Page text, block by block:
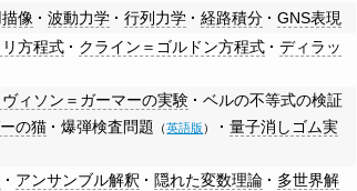
像 波動力学 行列力学 経路積分 GNS表現
方程式 クライン＝ゴルドン方程式
ディラッ
ィソン＝ガーマーの実験
ベルの不等式の検証
の猫 爆弾検査問題 （英語版）
量子消しゴム実
アンサンブル解釈 隠れた変数理論
多世界解